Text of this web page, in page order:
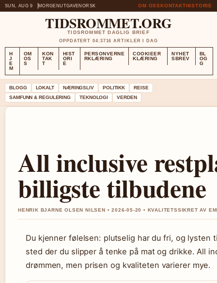
SUN, AUG 9 MORGENUTGAVENORSK OM OSSKONTAKTHISTORIE
TIDSROMMET.ORG
TIDSROMMET DAGLIG BRIEF
OPPDATERT 04:3716 ARTIKLER I DAG
H
J
E
M
OM
OS
S
KON
TAK
T
HIST
ORI
E
PERSONVERNE
RKLÆRING
COOKIEER
KLÆRING
NYHET
SBREV
BL
OG
G
BLOGG LOKALT NÆRINGSLIV POLITIKK
REISE
SAMFUNN & REGULERING
TEKNOLOGI VERDEN
All inclusive
billigste tilbudene
HENRIK BJARNE OLSEN NILSEN • 2026-05-20 • KVALITETSSIKRET AV
Du kjenner følelsen: plutselig har du fri, og
sted der du slipper å tenke på mat og drikke. All
drømmen, men prisen og kvaliteten varierer mye.